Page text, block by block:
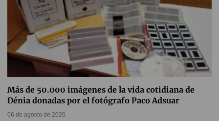
Más de 50.000 imágenes de la vida cotidiana de
Dénia donadas por el fotógrafo Paco Adsuar
06 de agosto de 2026